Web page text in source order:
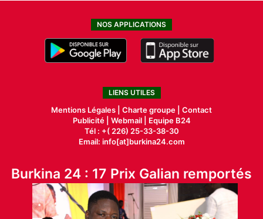
NOS APPLICATIONS
LIENS UTILES
Mentions Légales | Charte groupe | Contact
Publicité| Webmail |
Equipe B24
Tél : +( 226) 25-33-38-30
Email: info[at]burkina24.com
Burkina 24 : 17 Prix Galian remportés